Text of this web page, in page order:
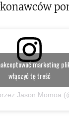
Jason Momoa
marketing
włączyć tę treść